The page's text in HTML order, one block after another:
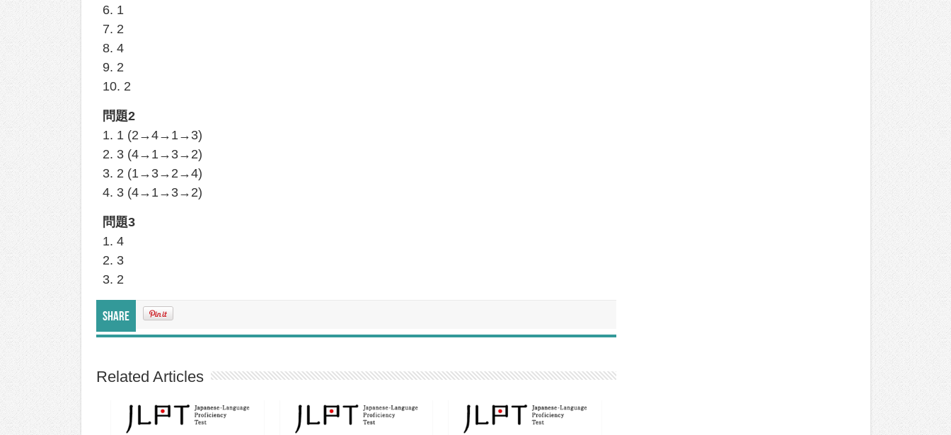
6. 1
7. 2
8. 4
9. 2
10. 2
問題2
1. 1 (2→4→1→3)
2. 3 (4→1→3→2)
3. 2 (1→3→2→4)
4. 3 (4→1→3→2)
問題3
1. 4
2. 3
3. 2
Share
Related Articles